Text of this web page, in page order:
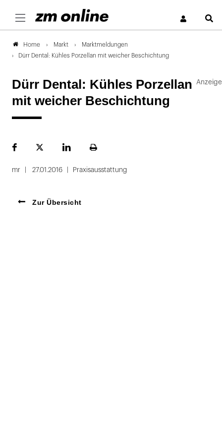
Home Markt
Marktmeldungen
Dürr Dental: Kühles Porzellan mit weicher Beschichtung
Dürr Dental: Kühles Porzellan
mit weicher Beschichtung
FacebookPlattformLinekdInSeite
mr 27.01.2016 Praxisausstattung
Zur Übersicht